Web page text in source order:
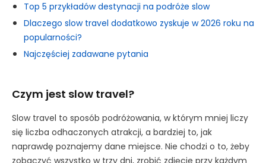
Top 5 przykładów destynacji na podróże slow
Dlaczego slow travel dodatkowo zyskuje w 2026 roku na
popularności?
Najczęściej zadawane pytania
Czym jest slow travel?
Slow travel to sposób podróżowania, w którym mniej liczy
się liczba odhaczonych atrakcji, a bardziej to, jak
naprawdę poznajemy dane miejsce. Nie chodzi o to, żeby